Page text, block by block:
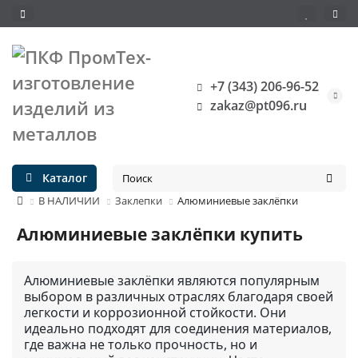
+7 (343) 206-96-52
zakaz@pt096.ru
Каталог
В НАЛИЧИИ Заклепки Алюминиевые заклёпки
Алюминиевые заклёпки купить
Алюминиевые заклёпки являются популярным
выбором в различных отраслях благодаря своей
легкости и коррозионной стойкости. Они
идеально подходят для соединения материалов,
где важна не только прочность, но и